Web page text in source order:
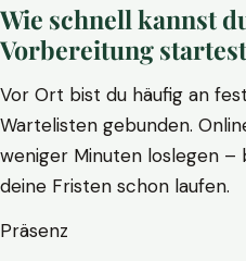
Wie schnell kannst
Vorbereitung
Vor Ort bist du häufig an
Wartelisten gebunden.
weniger Minuten loslegen –
deine Fristen schon laufen.
Präsenz